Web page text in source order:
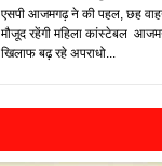
एसपी आजमगढ़ ने की पहल, छह
मौजूद रहेंगी महिला कांस्टेबल
खिलाफ बढ़ रहे अपराधो...